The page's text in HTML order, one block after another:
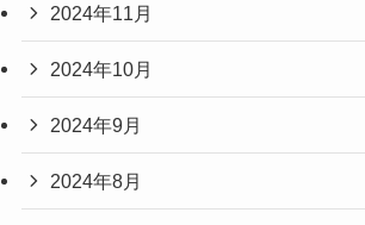
2024年11月
2024年10月
2024年9月
2024年8月